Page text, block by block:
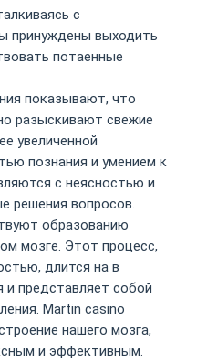
с
принуждены выходить
потаенные
показывают, что
разыскивают свежие
увеличенной
познания и умением к
с неясностью и
решения вопросов.
образованию
мозге. Этот процесс,
длится на в
и представляет собой
Martin casino
нашего мозга,
и эффективным.